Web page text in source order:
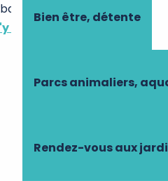
Bien être, détente
Parcs animaliers,
Rendez-vous aux
37500 Seuilly
rendre